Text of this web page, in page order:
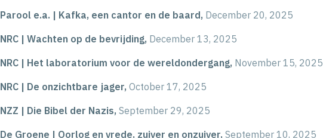
Parool e.a. | Kafka, een cantor en de baard, December 20, 2025
NRC | Wachten op de bevrijding, December 13, 2025
NRC | Het laboratorium voor de wereldondergang, November 15, 2025
NRC | De onzichtbare jager, October 17, 2025
NZZ | Die Bibel der Nazis, September 29, 2025
De Groene | Oorlog en vrede, zuiver en onzuiver, September 10, 2025